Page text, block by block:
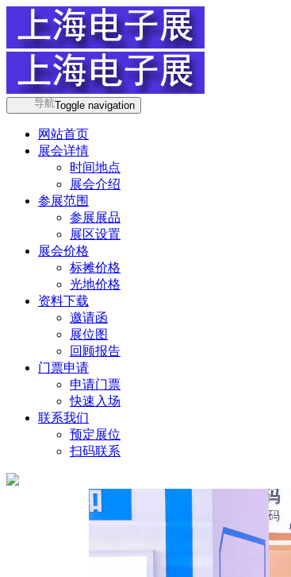
导航Toggle navigation
网站首页
展会详情
时间地点
展会介绍
参展范围
参展展品
展区设置
展会价格
标摊价格
光地价格
资料下载
邀请函
展位图
回顾报告
门票申请
申请门票
快速入场
联系我们
预定展位
扫码联系